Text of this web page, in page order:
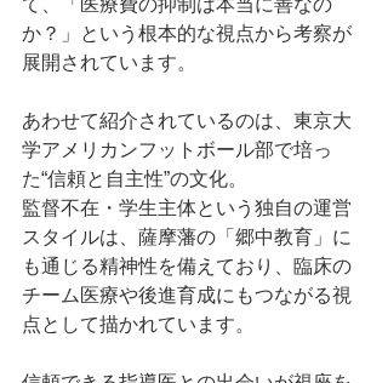
て、「医療費の抑制は本当に善なの
か？」という根本的な視点から考察が
展開されています。
あわせて紹介されているのは、東京大
学アメリカンフットボール部で培っ
た“信頼と自主性”の文化。
監督不在・学生主体という独自の運営
スタイルは、薩摩藩の「郷中教育」に
も通じる精神性を備えており、臨床の
チーム医療や後進育成にもつながる視
点として描かれています。